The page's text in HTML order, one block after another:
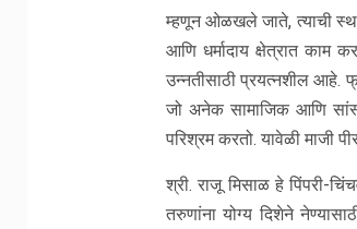
म्हणून ओळखले जाते, त्याची
आणि धर्मादाय क्षेत्रात काम
उन्नतीसाठी प्रयत्नशील
जो अनेक सामाजिक आणि
परिश्रम करतो. यावेळी माजी
श्री. राजू मिसाळ हे पिंपरी-
तरुणांना योग्य दिशेने